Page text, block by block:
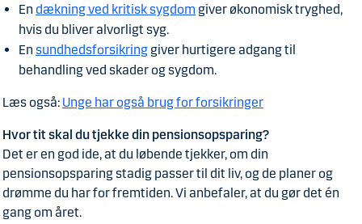
En dækning ved kritisk sygdom giver økonomisk tryghed,
hvis du bliver alvorligt syg.
En sundhedsforsikring giver hurtigere adgang til
behandling ved skader og sygdom.
Læs også: Unge har også brug for forsikringer
Hvor tit skal du tjekke din pensionsopsparing?
Det er en god ide, at du løbende tjekker, om din
pensionsopsparing stadig passer til dit liv, og de planer og
drømme du har for fremtiden. Vi anbefaler, at du gør det én
gang om året.